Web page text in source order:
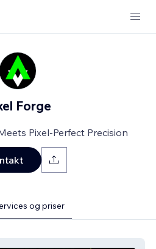
Forge
Pixel-Perfect Precision
og priser